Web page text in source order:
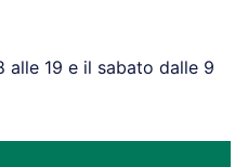
alle 19 e il sabato dalle 9